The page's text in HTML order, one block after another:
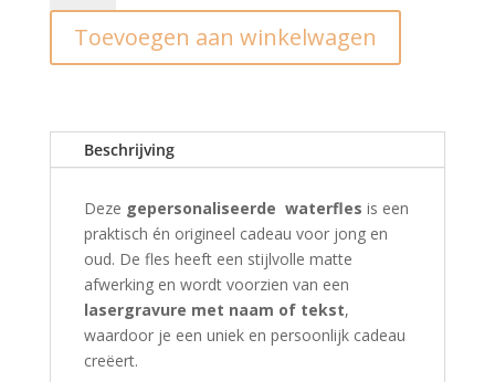
met
naam
I
Toevoegen aan winkelwagen
Beschrijving
Deze gepersonaliseerde waterfles is een
praktisch én origineel cadeau voor jong en
oud. De fles heeft een stijlvolle matte
afwerking en wordt voorzien van een
lasergravure met naam of tekst,
waardoor je een uniek en persoonlijk cadeau
creëert.